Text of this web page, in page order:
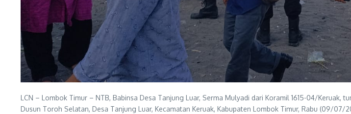
LCN – Lombok Timur – NTB, Babinsa Desa Tanjung Luar, Serma Mulyadi dari Koramil 1615-04/
Dusun Toroh Selatan, Desa Tanjung Luar, Kecamatan Keruak, Kabupaten Lombok Timur, Rabu (09/07/